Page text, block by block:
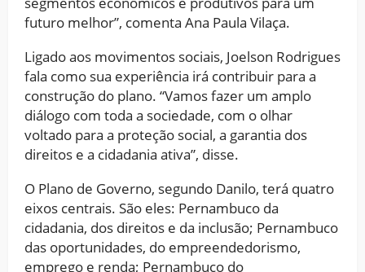
futuro melhor”, comenta Ana Paula Vilaça.
Ligado aos movimentos sociais, Joelson Rodrigues
fala como sua experiência irá contribuir para a
construção do plano. “Vamos fazer um amplo
diálogo com toda a sociedade, com o olhar
voltado para a proteção social, a garantia dos
direitos e a cidadania ativa”, disse.
O Plano de Governo, segundo Danilo, terá quatro
eixos centrais. São eles: Pernambuco da
cidadania, dos direitos e da inclusão; Pernambuco
das oportunidades, do empreendedorismo,
emprego e renda; Pernambuco do